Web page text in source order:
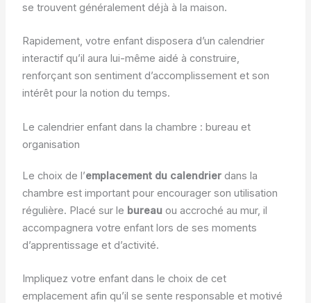
se trouvent généralement déjà à la maison.
Rapidement, votre enfant disposera d’un calendrier
interactif qu’il aura lui-même aidé à construire,
renforçant son sentiment d’accomplissement et son
intérêt pour la notion du temps.
Le calendrier enfant dans la chambre : bureau et
organisation
Le choix de l’emplacement du calendrierdans la
chambre est important pour encourager son utilisation
régulière. Placé sur le bureauou accroché au mur, il
accompagnera votre enfant lors de ses moments
d’apprentissage et d’activité.
Impliquez votre enfant dans le choix de cet
emplacement afin qu’il se sente responsable et motivé